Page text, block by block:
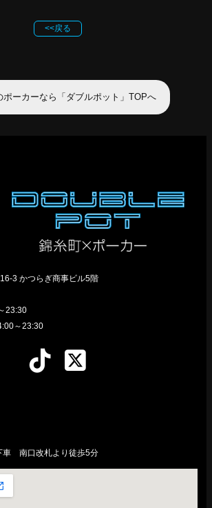
<<戻る
ーカーなら「ダブルポット」TOPへ
3 かつらぎ商事ビル5階
23:30
23:30
車 南口改札より徒歩5分